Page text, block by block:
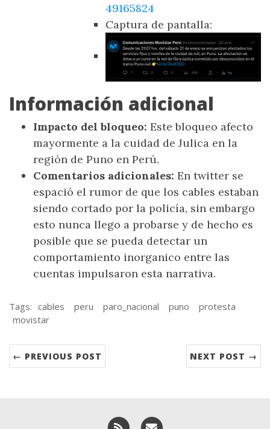
49165824
Captura de pantalla:
Información adicional
Impacto del bloqueo: Este bloqueo afecto
mayormente a la cuidad de Julica en la
región de Puno en Perú.
Comentarios adicionales: En twitter se
espació el rumor de que los cables estaban
siendo cortado por la policía, sin embargo
esto nunca llego a probarse y de hecho es
posible que se pueda detectar un
comportamiento inorganico entre las
cuentas impulsaron esta narrativa.
Tags: cables peru paro_nacional puno
protesta
movistar
← PREVIOUS POST NEXT POST →
RSS